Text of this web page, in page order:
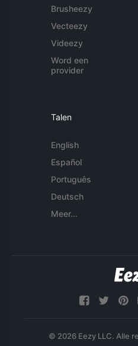
Brusheezy
Vecteezy
Videezy
Word een
provider
Talen
English
Español
Português
Deutsch
Meer...
© 2026 Eezy LLC. Alle